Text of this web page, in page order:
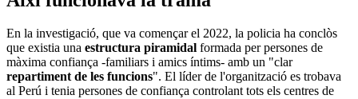
En la investigació, que va començar el 2022, la policia ha conclòs
que existia una estructura piramidal formada per persones de
màxima confiança -familiars i amics íntims- amb un "clar
repartiment de les funcions". El líder de l'organització es trobava
al Perú i tenia persones de confiança controlant tots els centres de